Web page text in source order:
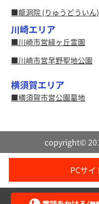
龍洞院 (りゅうどういん)
川崎エリア
川崎市営緑ヶ丘霊園
川崎市営早野聖地公園
横須賀エリア
横須賀市営公園墓地
copyright©
PCサ